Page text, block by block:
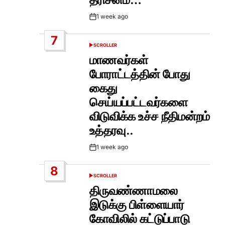
Post1 week ago
7
POSTED
SCROLLER
மாணவர்கள்
போராட்டத்தின் போது
கைது
செய்யப்பட்டவர்களை
விடுவிக்க உச்ச நீதிமன்றம்
உத்தரவு..
Post1 week ago
8
POSTED
SCROLLER
திருவண்ணாமலை
இடுக்கு பிள்ளையார்
கோவிலில் கட்டுப்பாடு